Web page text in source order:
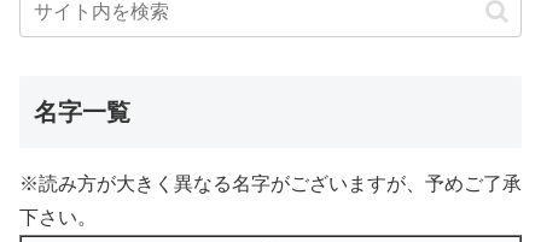
名字一覧
※読み方が大きく異なる名字がございますが、予めご了承
下さい。